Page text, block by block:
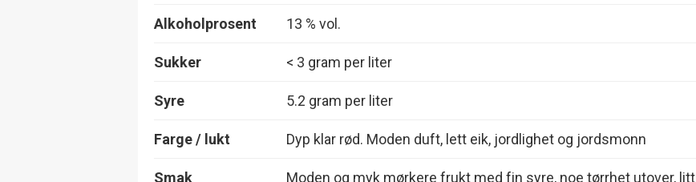
Alkoholprosent 13 % vol.
Sukker < 3 gram per liter
Syre 5.2 gram per liter
Farge / lukt Dyp klar rød. Moden duft, lett eik, jordlighet og jordsmonn
Smak
Moden og myk mørkere frukt med fin syre, noe tørrhet utover, litt